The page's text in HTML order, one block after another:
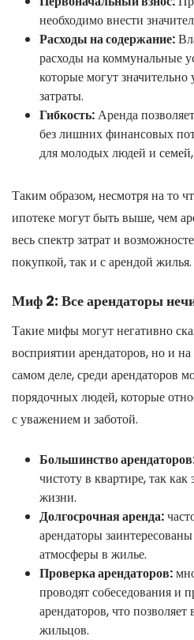
необходимо внести
Расходы на содержание:
расходы на коммунальные
которые могут
затраты.
Гибкость:Аренда
без лишних финансовых
для молодых людей и
Таким образом, несмотря на то
ипотеке могут быть выше, чем
весь спектр затрат и
покупкой, так и с арендой жилья.
Миф 2: Все арендаторы
Такие мифы могут негативно
восприятии арендаторов, но и
самом деле, среди арендаторов
порядочных людей, которые
с уважением и заботой.
Большинство
чистоту в квартире, так как
жизни.
Долгосрочная аренда:
арендаторы
атмосферы в жилье.
Проверка арендаторов:
проводят собеседования и
арендаторов, что
жильцов.